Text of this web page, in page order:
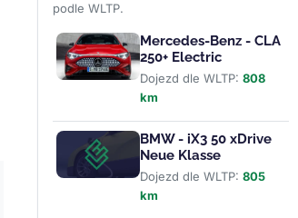
podle WLTP.
Mercedes-Benz - CLA
250+ Electric
Dojezd dle WLTP: 808
km
BMW - iX3 50 xDrive
Neue Klasse
Dojezd dle WLTP: 805
km